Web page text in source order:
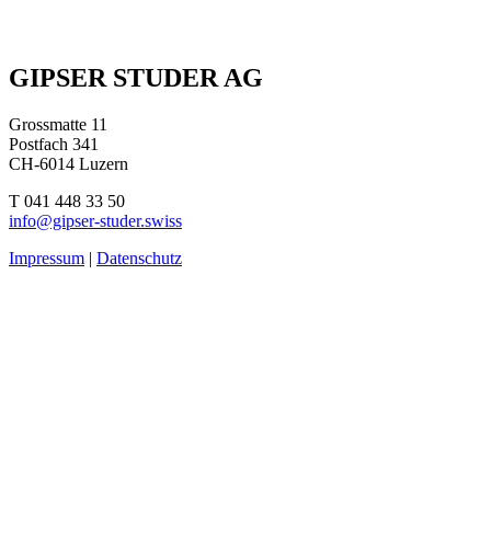
Beitragsnavigation
GIPSER STUDER AG
Grossmatte 11
Postfach 341
CH-6014 Luzern
T 041 448 33 50
info@gipser-studer.swiss
Impressum | Datenschutz